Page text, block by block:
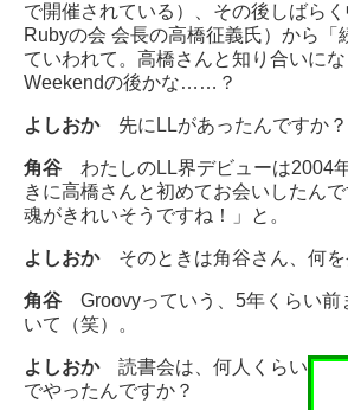
で開催されている）、その後しばら
Rubyの会 会長の高橋征義氏）から「
ていわれて。高橋さんと知り合いに
Weekendの後かな……？
よしおか先にLLがあったんですか？
角谷 わたしのLL界デビューは2004
きに高橋さんと初めてお会いしたん
魂がきれいそうですね！」と。
よしおかそのときは角谷さん、何を
角谷 Groovyっていう、5年くらい前
いて（笑）。
よしおか読書会は、何人くらい
でやったんですか？